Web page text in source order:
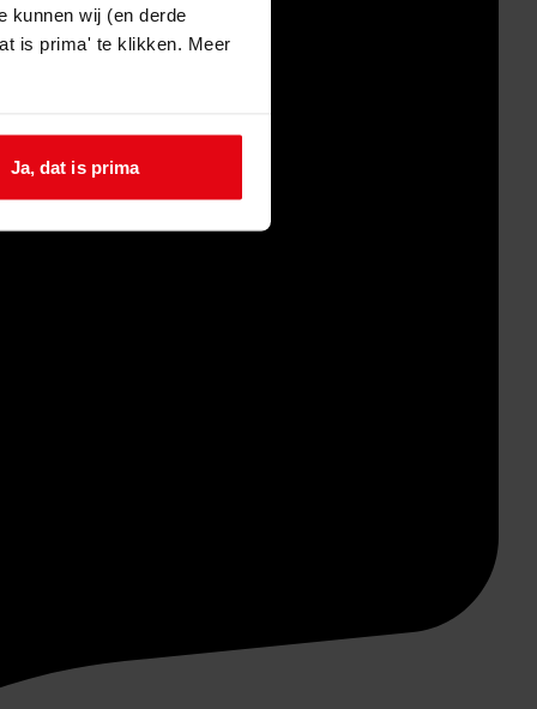
kunnen wij (en derde
is prima' te klikken. Meer
Ja, dat is prima